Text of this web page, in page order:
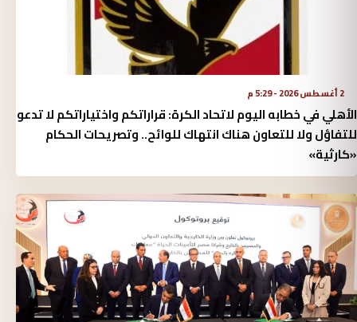
2 أغسطس 2026 - 5:29 م
الأهلي في خطابه اليوم لاتحاد الكرة:‏ قراراتكم واختياراتكم لا تدعو
للتفاؤل ولا للتعاون هناك انتهاك للوائح.. وتصريحات الحكام
«كارثية»‏